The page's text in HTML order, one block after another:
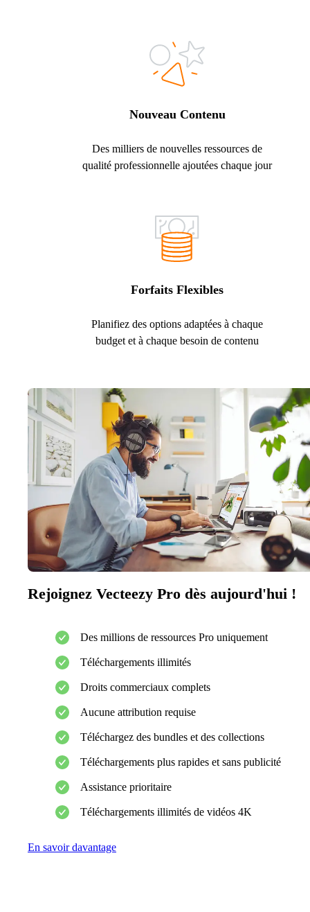
Nouveau Contenu
Des milliers de nouvelles ressources de
qualité professionnelle ajoutées chaque jour
Forfaits Flexibles
Planifiez des options adaptées à chaque
budget et à chaque besoin de contenu
Rejoignez Vecteezy Pro dès aujourd'hui !
Des millions de ressources Pro uniquement
Téléchargements illimités
Droits commerciaux complets
Aucune attribution requise
Téléchargez des bundles et des collections
Téléchargements plus rapides et sans publicité
Assistance prioritaire
Téléchargements illimités de vidéos 4K
En savoir davantage